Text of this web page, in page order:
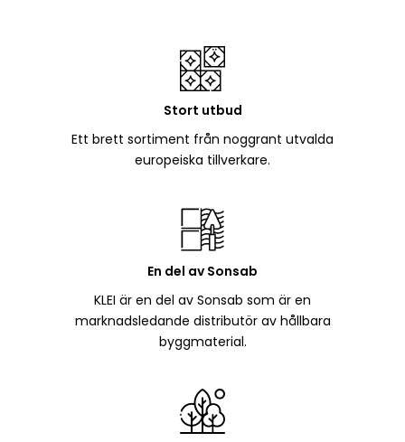
Stort utbud
Ett brett sortiment från noggrant utvalda
europeiska tillverkare.
En del av Sonsab
KLEI är en del av Sonsab som är en
marknadsledande distributör av hållbara
byggmaterial.